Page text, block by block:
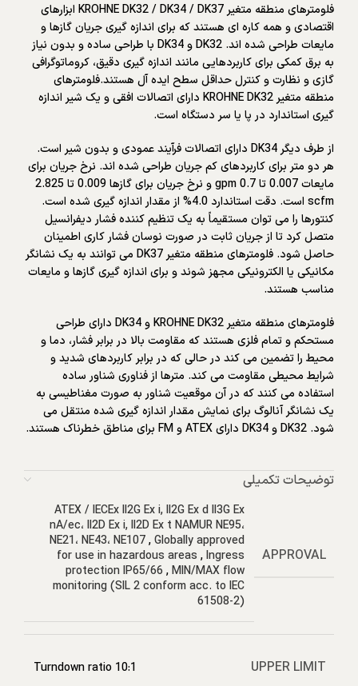
فلومترهای منطقه متغیر KROHNE DK32 / DK34 / DK37 ابزارهای
اقتصادی و همه کاره ای هستند که برای اندازه گیری جریان گازها و
مایعات طراحی شده اند. DK32 و DK34 با طراحی ساده و بدون نیاز
به برق کمکی برای کاربردهایی مانند اندازه گیری دقیق، کروماتوگرافی
گازی و نظارت و کنترل حداقل سطح ایده آل هستند.فلومترهای
منطقه متغیر KROHNE DK32 دارای اتصالات افقی و یک شیر اندازه
گیری استاندارد در پا یا سر دستگاه است.
از طرف دیگر DK34 دارای اتصالات فرآیند عمودی و بدون شیر است.
هر دو متر برای کاربردهای کم جریان طراحی شده اند. نرخ جریان برای
مایعات 0.007 تا 0.7 gpm و نرخ جریان برای گازها 0.009 تا 2.825
scfm است. دقت استاندارد 4.0% از مقدار اندازه گیری شده است.
کنتورها را می توان مستقیماً به یک تنظیم کننده فشار دیفرانسیل
متصل کرد تا از جریان ثابت در صورت نوسان فشار کاری اطمینان
حاصل شود. فلومترهای منطقه متغیر DK37 می توانند به یک نشانگر
مکانیکی یا الکترونیکی مجهز شوند و برای اندازه گیری گازها و مایعات
مناسب هستند.
فلومترهای منطقه متغیر KROHNE DK32 و DK34 دارای طراحی
مستحکم و تمام فلزی هستند که مقاومت بالا در برابر فشار، دما و
محیط را تضمین می کند در حالی که در برابر کاربردهای شدید و
شرایط محیطی مقاومت می کند. مترها از فناوری شناور ساده
استفاده می کنند که در آن موقعیت شناور به صورت مغناطیسی به
یک نشانگر آنالوگ برای نمایش مقدار اندازه گیری شده منتقل می
شود. DK32 و DK34 دارای ATEX و FM برای مناطق خطرناک هستند.
توضیحات تکمیلی
APPROVAL
ATEX / IECEx II2G Ex i, II2G Ex d II3G Ex
nA/ec، II2D Ex i, II2D Ex t NAMUR NE95،
NE21، NE43، NE107,Globally approved
for use in hazardous areas ,Ingress
protection IP65/66 ,MIN/MAX flow
monitoring (SIL 2 conform acc. to IEC
61508-2)
UPPER LIMIT
Turndown ratio 10:1